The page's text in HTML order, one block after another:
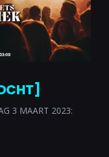
3 MAART 2023: